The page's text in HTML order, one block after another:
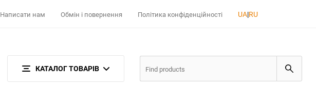
Написати нам Обмін і повернення Політика конфіденційності UA|RU
КАТАЛОГ ТОВАРІВ